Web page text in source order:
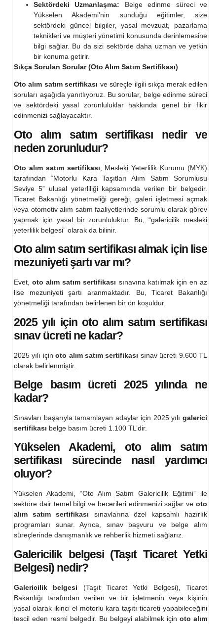
Sektördeki Uzmanlaşma: Belge edinme süreci ve
Yükselen Akademi’nin sunduğu eğitimler, size
sektördeki güncel bilgiler, yasal mevzuat, pazarlama
teknikleri ve müşteri yönetimi konusunda derinlemesine
bilgi sağlar. Bu da sizi sektörde daha uzman ve yetkin
bir konuma getirir.
Sıkça Sorulan Sorular (Oto Alım Satım Sertifikası)
Oto alım satım sertifikası ve süreçle ilgili sıkça merak edilen
soruları aşağıda yanıtlıyoruz. Bu sorular, belge edinme süreci
ve sektördeki yasal zorunluluklar hakkında genel bir fikir
edinmenizi sağlayacaktır.
Oto alım satım sertifikası nedir ve
neden zorunludur?
Oto alım satım sertifikası , Mesleki Yeterlilik Kurumu (MYK)
tarafından “Motorlu Kara Taşıtları Alım Satım Sorumlusu
Seviye 5” ulusal yeterliliği kapsamında verilen bir belgedir.
Ticaret Bakanlığı yönetmeliği gereği, galeri işletmesi açmak
veya otomotiv alım satım faaliyetlerinde sorumlu olarak görev
yapmak için yasal bir zorunluluktur. Bu, “galericilik mesleki
yeterlilik belgesi” olarak da bilinir.
Oto alım satım sertifikasıalmak için lise
mezuniyeti şartı var mı?
Evet,oto alım satım sertifikası sınavına katılmak için en az
lise mezuniyeti şartı aranmaktadır. Bu, Ticaret Bakanlığı
yönetmeliği tarafından belirlenen bir ön koşuldur.
2025 yılı için oto alım satım sertifikası
sınav ücreti ne kadar?
2025 yılı içinoto alım satım sertifikası sınav ücreti 9.600 TL
olarak belirlenmiştir.
Belge basım ücreti 2025 yılında ne
kadar?
Sınavları başarıyla tamamlayan adaylar için 2025 yılı galerici
sertifikası belge basım ücreti 1.100 TL’dir.
Yükselen Akademi, oto alım satım
sertifikası sürecinde nasıl yardımcı
oluyor?
Yükselen Akademi, “Oto Alım Satım Galericilik Eğitimi” ile
sektöre dair temel bilgi ve becerileri edinmenizi sağlar ve oto
alım satım sertifikası sınavlarına özel kapsamlı hazırlık
programları sunar. Ayrıca, sınav başvuru ve belge alım
süreçlerinde danışmanlık ve rehberlik hizmeti sağlarız.
Galericilik belgesi(Taşıt Ticaret Yetki
Belgesi) nedir?
Galericilik belgesi (Taşıt Ticaret Yetki Belgesi), Ticaret
Bakanlığı tarafından verilen ve bir işletmenin veya kişinin
yasal olarak ikinci el motorlu kara taşıtı ticareti yapabileceğini
tescil eden resmi belgedir. Bu belgeyi alabilmek için oto alım